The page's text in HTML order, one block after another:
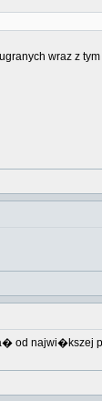
wraz z
od